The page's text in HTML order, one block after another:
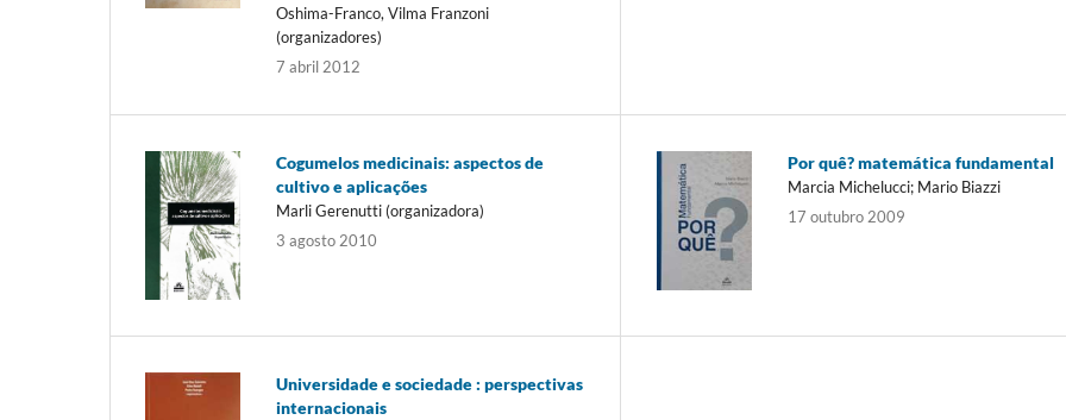
Oshima-Franco, Vilma Franzoni
(organizadores)
7 abril 2012
Cogumelos medicinais: aspectos de
cultivo e aplicações
Marli Gerenutti (organizadora)
3 agosto 2010
Por quê? matemática fundamental
Marcia Michelucci; Mario Biazzi
17 outubro 2009
Universidade e sociedade : perspectivas
internacionais